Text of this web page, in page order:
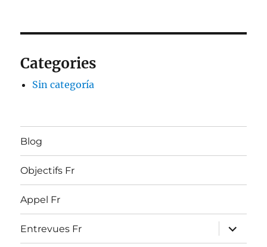
Categories
Sin categoría
Blog
Objectifs Fr
Appel Fr
Entrevues Fr
ouvrir
le
sous-